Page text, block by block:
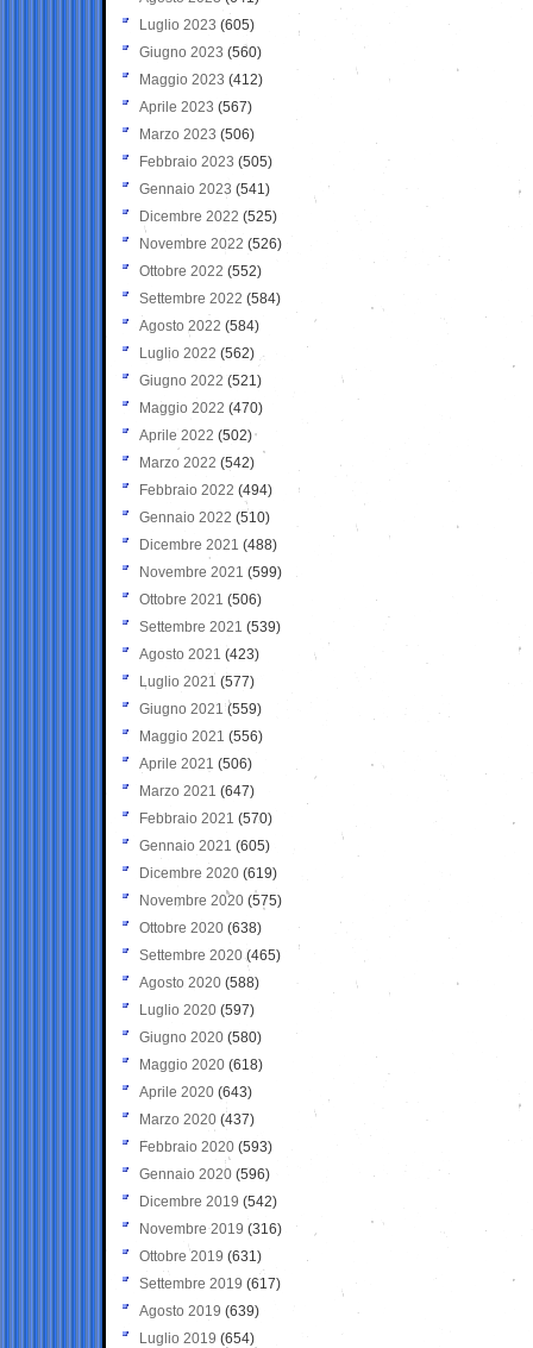
Luglio 2023 (605)
Giugno 2023 (560)
Maggio 2023 (412)
Aprile 2023 (567)
Marzo 2023 (506)
Febbraio 2023 (505)
Gennaio 2023 (541)
Dicembre 2022 (525)
Novembre 2022 (526)
Ottobre 2022 (552)
Settembre 2022 (584)
Agosto 2022 (584)
Luglio 2022 (562)
Giugno 2022 (521)
Maggio 2022 (470)
Aprile 2022 (502)
Marzo 2022 (542)
Febbraio 2022 (494)
Gennaio 2022 (510)
Dicembre 2021 (488)
Novembre 2021 (599)
Ottobre 2021 (506)
Settembre 2021 (539)
Agosto 2021 (423)
Luglio 2021 (577)
Giugno 2021(559)
Maggio 2021 (556)
Aprile 2021 (506)
Marzo 2021 (647)
Febbraio 2021 (570)
Gennaio 2021 (605)
Dicembre 2020 (619)
Novembre 2020 (575)
Ottobre 2020 (638)
Settembre 2020(465)
Agosto 2020 (588)
Luglio 2020 (597)
Giugno 2020 (580)
Maggio 2020 (618)
Aprile 2020 (643)
Marzo 2020 (437)
Febbraio 2020 (593)
Gennaio 2020 (596)
Dicembre 2019 (542)
Novembre 2019 (316)
Ottobre 2019 (631)
Settembre 2019 (617)
Agosto 2019 (639)
Luglio 2019 (654)